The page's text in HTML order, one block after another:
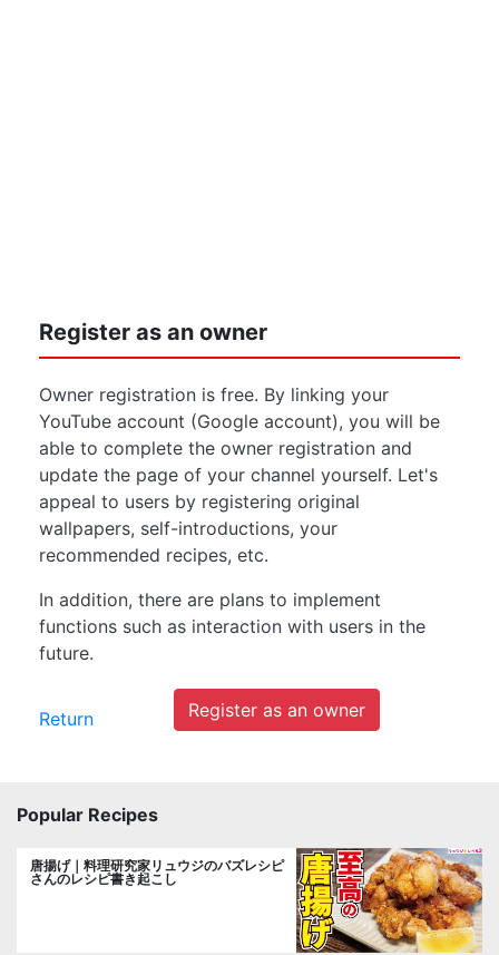
Register as an owner
Owner registration is free. By linking your
YouTube account (Google account), you will be
able to complete the owner registration and
update the page of your channel yourself. Let's
appeal to users by registering original
wallpapers, self-introductions, your
recommended recipes, etc.
In addition, there are plans to implement
functions such as interaction with users in the
future.
Return Register as an owner
Popular Recipes
唐揚げ｜料理研究家リュウジのバズレシピ
さんのレシピ書き起こし